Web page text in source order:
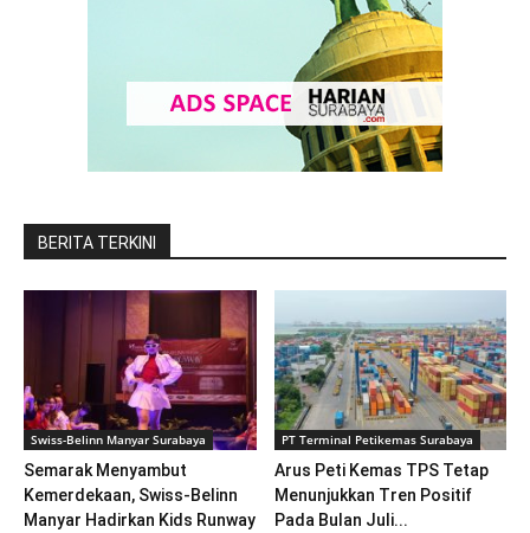
BERITA TERKINI
Swiss-Belinn Manyar Surabaya
Semarak Menyambut
Kemerdekaan, Swiss-Belinn
Manyar Hadirkan Kids Runway
PT Terminal Petikemas Surabaya
Arus Peti Kemas TPS Tetap
Menunjukkan Tren Positif
Pada Bulan Juli...